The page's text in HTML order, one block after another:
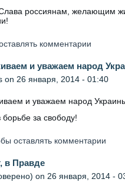
россиянам, желающим
комментарии
и уважаем народ
on 26 января, 2014 - 01:40
и уважаем народ
за свободу!
оставлять комментарии
в Правде
on 26 января, 2014 -